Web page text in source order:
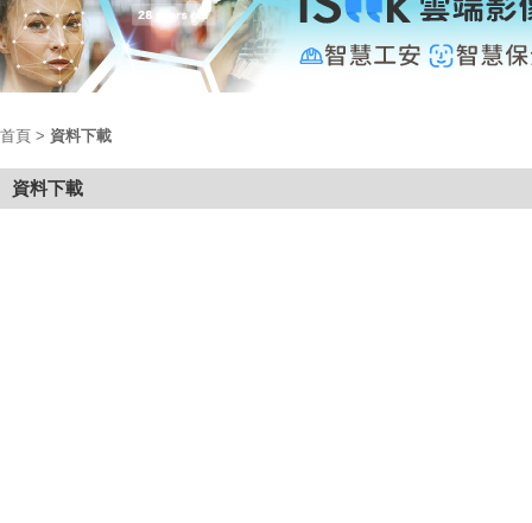
首頁 > 資料下載
資料下載